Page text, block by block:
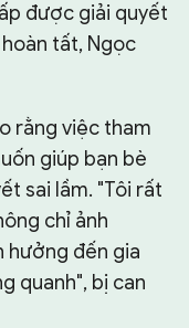
được giải quyết
tất, Ngọc
rằng việc tham
giúp bạn bè
sai lầm. "Tôi rất
chỉ ảnh
hưởng đến gia
quanh", bị can